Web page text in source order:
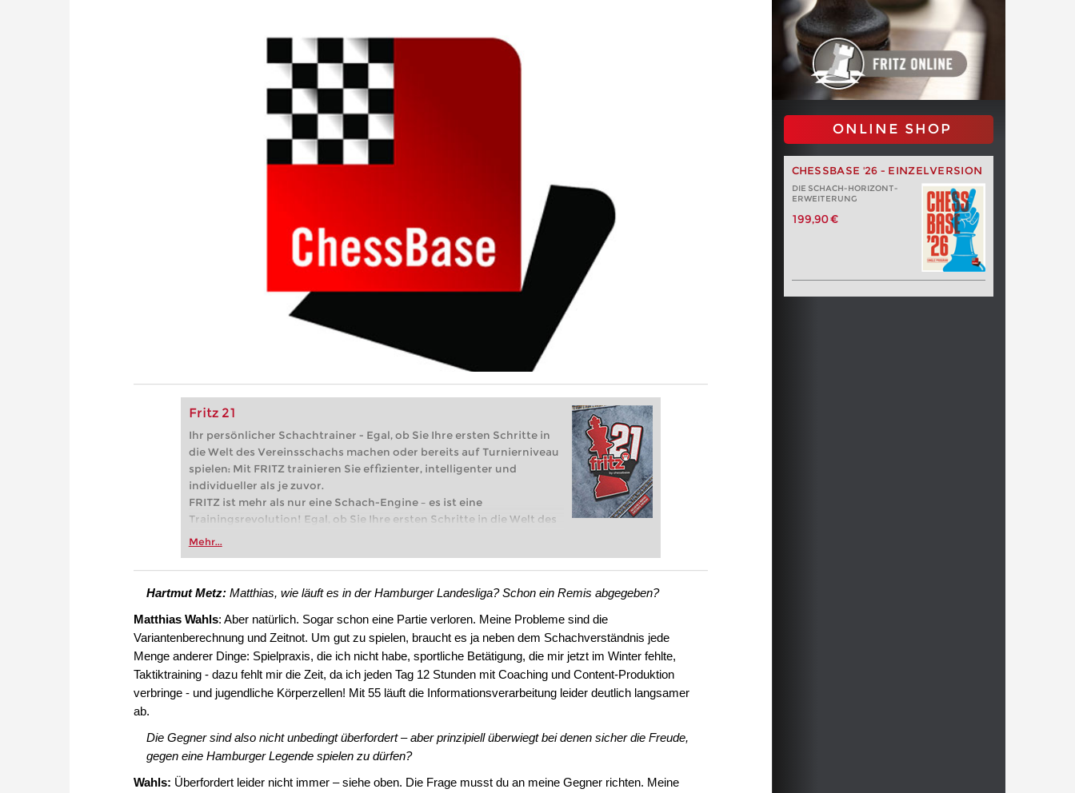
Fritz 21
Ihr persönlicher Schachtrainer - Egal, ob Sie Ihre ersten Schritte in
die Welt des Vereinsschachs machen oder bereits auf Turnierniveau
spielen: Mit FRITZ trainieren Sie effizienter, intelligenter und
individueller als je zuvor.
FRITZ ist mehr als nur eine Schach-Engine – es ist eine
Trainingsrevolution! Egal, ob Sie Ihre ersten Schritte in die Welt des
Vereinsschachs machen oder bereits auf Turnierniveau spielen: Mit
zuvor.
Mehr...
ONLINE SHOP
CHESSBASE '26 - EINZELVERSION
DIE SCHACH-HORIZONT-
ERWEITERUNG
199,90 €
Hartmut Metz:Matthias, wie läuft es in der Hamburger Landesliga? Schon ein Remis abgegeben?
Matthias Wahls: Aber natürlich. Sogar schon eine Partie verloren. Meine Probleme sind die
Variantenberechnung und Zeitnot. Um gut zu spielen, braucht es ja neben dem Schachverständnis jede
Menge anderer Dinge: Spielpraxis, die ich nicht habe, sportliche Betätigung, die mir jetzt im Winter fehlte,
Taktiktraining - dazu fehlt mir die Zeit, da ich jeden Tag 12 Stunden mit Coaching und Content-Produktion
verbringe - und jugendliche Körperzellen! Mit 55 läuft die Informationsverarbeitung leider deutlich langsamer
ab.
Die Gegner sind also nicht unbedingt überfordert – aber prinzipiell überwiegt bei denen sicher die Freude,
gegen eine Hamburger Legende spielen zu dürfen?
Wahls: Überfordert leider nicht immer – siehe oben. Die Frage musst du an meine Gegner richten. Meine